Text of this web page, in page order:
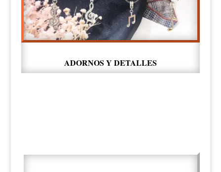
ADORNOS Y DETALLES